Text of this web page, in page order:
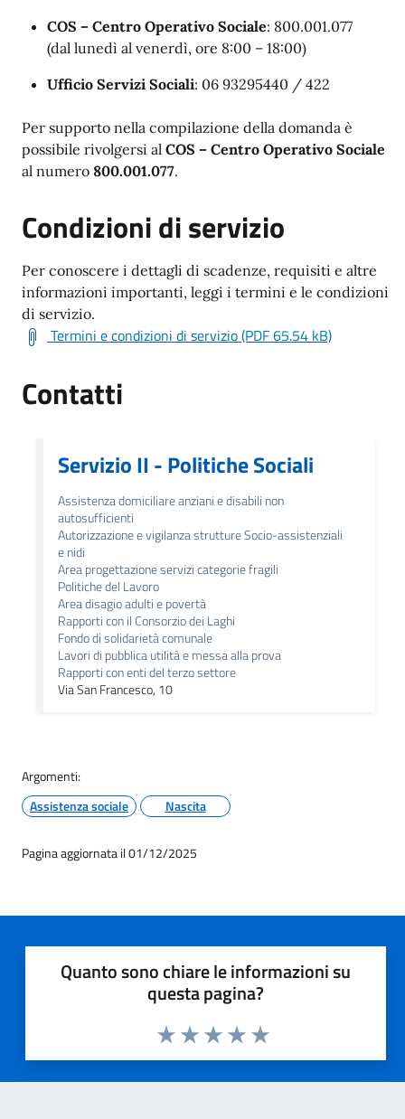
COS – Centro Operativo Sociale: 800.001.077
(dal lunedì al venerdì, ore 8:00 – 18:00)
Ufficio Servizi Sociali: 06 93295440 / 422
Per supporto nella compilazione della domanda è
possibile rivolgersi al COS – Centro Operativo Sociale
al numero 800.001.077.
Condizioni di servizio
Per conoscere i dettagli di scadenze, requisiti e altre
informazioni importanti, leggi i termini e le condizioni
di servizio.
Termini e condizioni di servizio (PDF 65.54 kB)
Contatti
Servizio II - Politiche Sociali
Assistenza domiciliare anziani e disabili non
autosufficienti
Autorizzazione e vigilanza strutture Socio-assistenziali
e nidi
Area progettazione servizi categorie fragili
Politiche del Lavoro
Area disagio adulti e povertà
Rapporti con il Consorzio dei Laghi
Fondo di solidarietà comunale
Lavori di pubblica utilità e messa alla prova
Rapporti con enti del terzo settore
Via San Francesco, 10
Argomenti:
Assistenza sociale
Nascita
Pagina aggiornata il 01/12/2025
Quanto sono chiare le informazioni su
questa pagina?
Valuta 5 stelle su 5
Valuta 4 stelle su 5
Valuta 3 stelle su 5
Valuta 2 stelle su 5
Valuta 1 stelle su 5